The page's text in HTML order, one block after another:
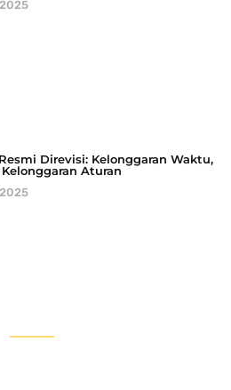
Direvisi: Kelonggaran Waktu,
Aturan